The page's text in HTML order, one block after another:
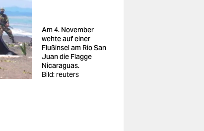
Am 4. November
wehte auf einer
Flußinsel am Rio San
Juan die Flagge
Nicaraguas.
Bild: reuters